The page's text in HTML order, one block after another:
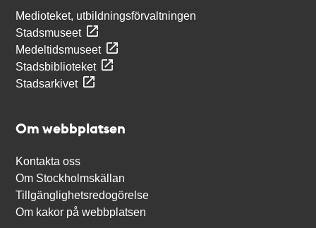
Medioteket, utbildningsförvaltningen
Stadsmuseet
Medeltidsmuseet
Stadsbiblioteket
Stadsarkivet
Om webbplatsen
Kontakta oss
Om Stockholmskällan
Tillgänglighetsredogörelse
Om kakor på webbplatsen